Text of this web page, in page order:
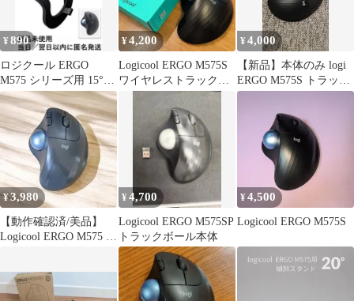
¥890
ロジクール ERGO
M575 シリーズ用 15°傾
斜追加 スタンド 1個
¥4,200
Logicool ERGO M575S
ワイヤレストラックボ
¥4,000
【新品】本体のみ logi
ERGO M575S トラック
ボールマウス 本体
¥3,980
​​【動作確認済/美品】
Logicool ERGO M575 ト
¥4,700
Logicool ERGO M575SP
トラックボール本体
¥4,500
Logicool ERGO M575S